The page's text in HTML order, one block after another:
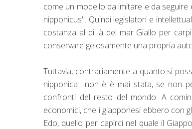
come un modello da imitare e da
nipponicus". Quindi legislatori e
costanza al di là del mar Giallo per
conservare gelosamente una propria
Tuttavia, contrariamente a quanto si
nipponica non è è mai stata, se non
confronti del resto del mondo. A
economici, che i giapponesi ebbero con
Edo, quello per capirci nel quale il